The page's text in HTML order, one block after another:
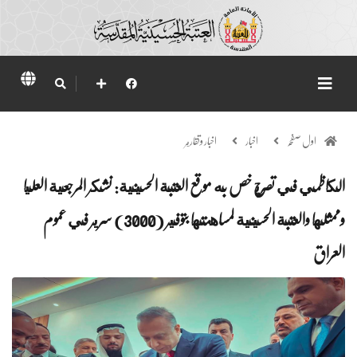
اول صفحہ اخبار اخبار وتقارير
الكاظمي في تصريح خص به موقع العتبة الحسينية: نشكر المرجعية العليا
وممثلها والعتبة الحسينية لمساهمتها بتوفير (3000) سرير في عموم
العراق